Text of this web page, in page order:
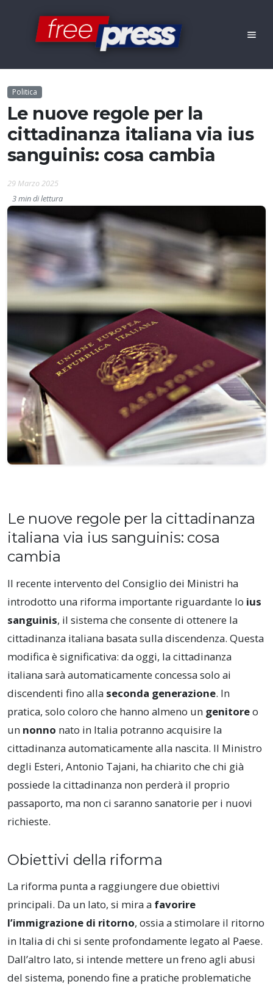
Politica
Le nuove regole per la
cittadinanza italiana via ius
sanguinis: cosa cambia
29 Marzo 2025
3 min di lettura
Le nuove regole per la cittadinanza
italiana via ius sanguinis: cosa
cambia
Il recente intervento del Consiglio dei Ministri ha
introdotto una riforma importante riguardante lo ius
sanguinis, il sistema che consente di ottenere la
cittadinanza italiana basata sulla discendenza. Questa
modifica è significativa: da oggi, la cittadinanza
italiana sarà automaticamente concessa solo ai
discendenti fino alla seconda generazione. In
pratica, solo coloro che hanno almeno un genitoreo
un nonno nato in Italia potranno acquisire la
cittadinanza automaticamente alla nascita. Il Ministro
degli Esteri, Antonio Tajani, ha chiarito che chi già
possiede la cittadinanza non perderà il proprio
passaporto, ma non ci saranno sanatorie per i nuovi
richieste.
Obiettivi della riforma
La riforma punta a raggiungere due obiettivi
principali. Da un lato, si mira a favorire
l’immigrazione di ritorno, ossia a stimolare il ritorno
in Italia di chi si sente profondamente legato al Paese.
Dall’altro lato, si intende mettere un freno agli abusi
del sistema, ponendo fine a pratiche problematiche